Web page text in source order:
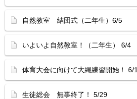
自然教室 結団式（二年生）6/5
いよいよ自然教室！（二年生） 6/4
体育大会に向けて大縄練習開始！ 6/1
生徒総会 無事終了！ 5/29